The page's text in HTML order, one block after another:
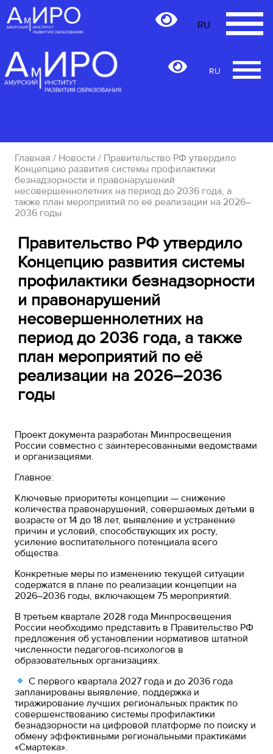
RU
RU
Главная / Новости / Правительство РФ утвердило
Концепцию развития системы профилактики
безнадзорности и правонарушений
несовершеннолетних на период до 2036 года, а
также план мероприятий по её реализации на 2026–
2036 годы
Правительство РФ утвердило
Концепцию развития системы
профилактики безнадзорности
и правонарушений
несовершеннолетних на
период до 2036 года, а также
план мероприятий по её
реализации на 2026–2036
годы
Проект документа разработан Минпросвещения
России совместно с заинтересованными ведомствами
и организациями.
Главное:
Ключевые приоритеты концепции — снижение
количества правонарушений, совершаемых детьми в
возрасте от 14 до 18 лет, выявление и устранение
причин и условий, способствующих их росту,
усиление воспитательного потенциала всего
общества.
Конкретные меры по изменению текущей ситуации
содержатся в плане по реализации концепции на
2026–2036 годы, включающем 75 мероприятий.
В третьем квартале 2028 года Минпросвещения
России необходимо представить в Правительство РФ
предложения об установлении нормативов штатной
численности педагогов-психологов в
образовательных организациях.
С первого квартала 2027 года и до 2036 года
запланированы выявление, поддержка и
тиражирование лучших региональных практик по
совершенствованию системы профилактики
безнадзорности на цифровой платформе по поиску и
обмену эффективными региональными практиками
«Смартека».